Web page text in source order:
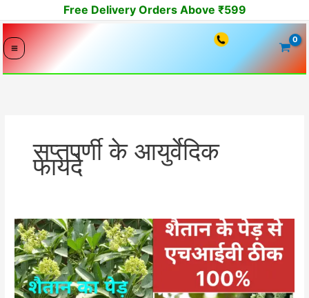
to
content
Free Delivery Orders Above ₹599
सप्तपर्णी के आयुर्वेदिक
फायदे
सप्तपर्णी
के
आयुर्वेदा
में
फायदे,